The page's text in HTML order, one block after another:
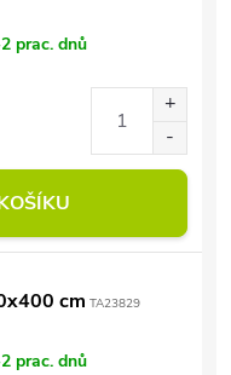
prac. dnů
cm TA23829
prac. dnů